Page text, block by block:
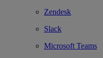
Zendesk
Slack
Microsoft Teams